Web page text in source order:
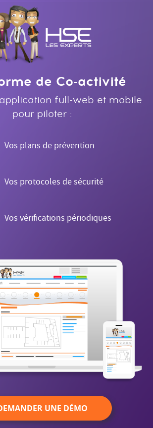
de Co-activité
full-web et mobile
pour piloter :
Vos plans de prévention
Vos protocoles de sécurité
Vos vérifications périodiques
UNE DÉMO